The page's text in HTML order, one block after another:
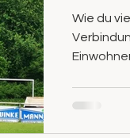
Wie du